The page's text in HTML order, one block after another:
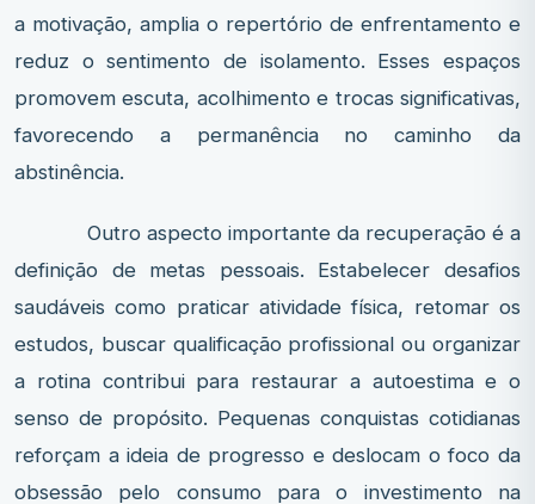
a motivação, amplia o repertório de enfrentamento e
reduz o sentimento de isolamento. Esses espaços
promovem escuta, acolhimento e trocas significativas,
favorecendo a permanência no caminho da
abstinência.
Outro aspecto importante da recuperação é a
definição de metas pessoais. Estabelecer desafios
saudáveis como praticar atividade física, retomar os
estudos, buscar qualificação profissional ou organizar
a rotina contribui para restaurar a autoestima e o
senso de propósito. Pequenas conquistas cotidianas
reforçam a ideia de progresso e deslocam o foco da
obsessão pelo consumo para o investimento na